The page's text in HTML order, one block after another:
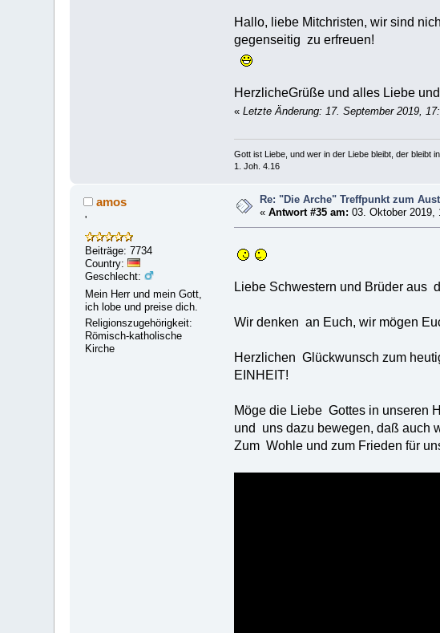
Hallo, liebe Mitchristen, wir sind
gegenseitig zu erfreuen!
HerzlicheGrüße und alles Liebe
« Letzte Änderung: 17. September 2019,
Gott ist Liebe, und wer in der Liebe bleibt, der bleibt
1. Joh. 4.16
amos
'
Beiträge: 7734
Country:
Geschlecht:
Mein Herr und mein Gott,
ich lobe und preise dich.
Religionszugehörigkeit:
Römisch-katholische
Kirche
Re: "Die Arche" Treffpunkt zum
«Antwort #35 am: 03. Oktober 2019,
Liebe Schwestern und Brüder aus
Wir denken an Euch, wir mögen
Herzlichen Glückwunsch zum
EINHEIT!
Möge die Liebe Gottes in unseren
und uns dazu bewegen, daß auch
Zum Wohle und zum Frieden für